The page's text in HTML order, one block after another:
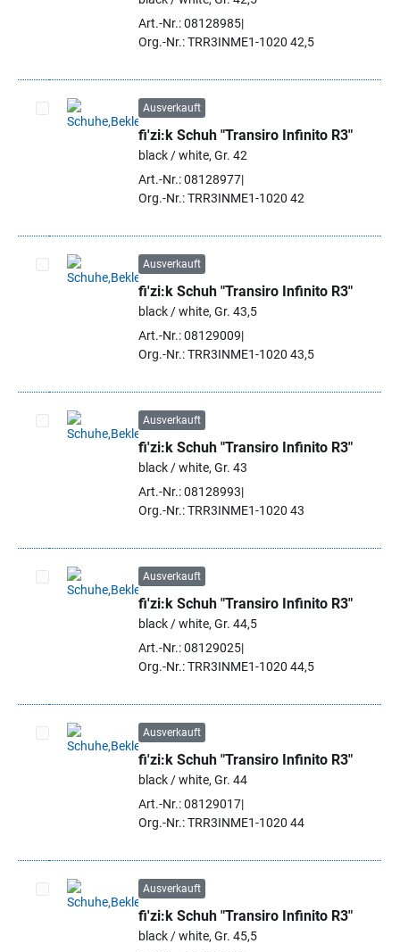
Art.-Nr.: 08128985
Org.-Nr.: TRR3INME1-1020 42,5
Artikel auswählen
Ausverkauft
fi'zi:k Schuh "Transiro Infinito R3"
black / white, Gr. 42
Art.-Nr.: 08128977
Org.-Nr.: TRR3INME1-1020 42
Artikel auswählen
Ausverkauft
fi'zi:k Schuh "Transiro Infinito R3"
black / white, Gr. 43,5
Art.-Nr.: 08129009
Org.-Nr.: TRR3INME1-1020 43,5
Artikel auswählen
Ausverkauft
fi'zi:k Schuh "Transiro Infinito R3"
black / white, Gr. 43
Art.-Nr.: 08128993
Org.-Nr.: TRR3INME1-1020 43
Artikel auswählen
Ausverkauft
fi'zi:k Schuh "Transiro Infinito R3"
black / white, Gr. 44,5
Art.-Nr.: 08129025
Org.-Nr.: TRR3INME1-1020 44,5
Artikel auswählen
Ausverkauft
fi'zi:k Schuh "Transiro Infinito R3"
black / white, Gr. 44
Art.-Nr.: 08129017
Org.-Nr.: TRR3INME1-1020 44
Artikel auswählen
Ausverkauft
fi'zi:k Schuh "Transiro Infinito R3"
black / white, Gr. 45,5